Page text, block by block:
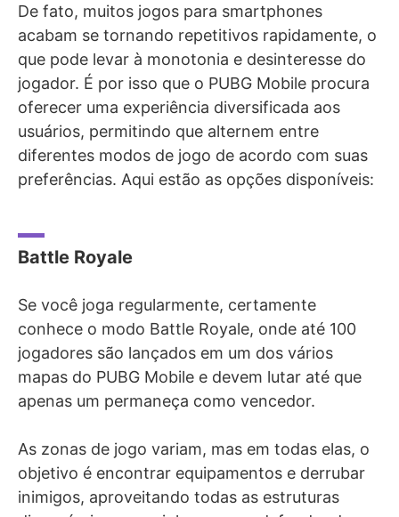
De fato, muitos jogos para smartphones
acabam se tornando repetitivos rapidamente, o
que pode levar à monotonia e desinteresse do
jogador. É por isso que o PUBG Mobile procura
oferecer uma experiência diversificada aos
usuários, permitindo que alternem entre
diferentes modos de jogo de acordo com suas
preferências. Aqui estão as opções disponíveis:
Battle Royale
Se você joga regularmente, certamente
conhece o modo Battle Royale, onde até 100
jogadores são lançados em um dos vários
mapas do PUBG Mobile e devem lutar até que
apenas um permaneça como vencedor.
As zonas de jogo variam, mas em todas elas, o
objetivo é encontrar equipamentos e derrubar
inimigos, aproveitando todas as estruturas